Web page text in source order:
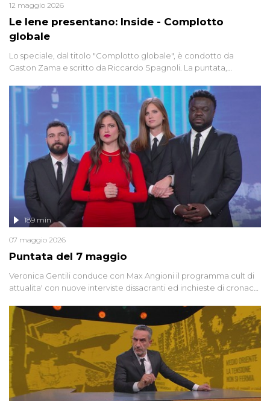
Le Iene presentano: Inside - Complotto
globale
12 maggio 2026
Lo speciale, dal titolo "Complotto globale", è condotto da
Gaston Zama e scritto da Riccardo Spagnoli. La puntata,
racconta l'universo delle narrazioni alternative, dei sospetti
globali e del complottismo che negli ultimi anni hanno invaso
social network, talk show, piazze digitali e immaginario collettivo.
Puntata del 7 maggio
189 min
07 maggio 2026
Veronica Gentili conduce con Max Angioni il programma cult di
attualita' con nuove interviste dissacranti ed inchieste di cronaca